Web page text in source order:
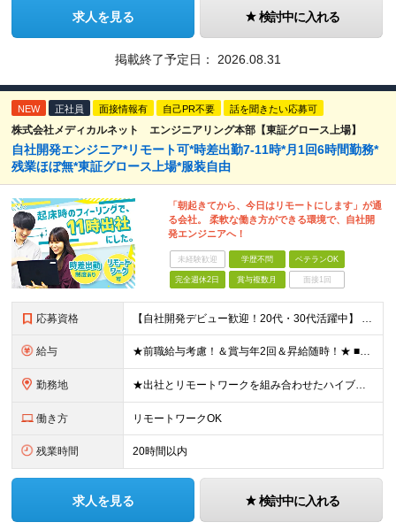
求人を見る 検討中に入れる
掲載終了予定日： 2026.08.31
NEW 正社員 面接情報有 自己PR不要 話を聞きたい応募可
株式会社メディカルネット エンジニアリング本部【東証グロース上場】
自社開発エンジニア*リモート可*時差出勤7-11時*月1回6時間勤務*
残業ほぼ無*東証グロース上場*服装自由
「朝起きてから、今日はリモートにします」が通
る会社。 柔軟な働き方ができる環境で、自社開
発エンジニアへ！
未経験歓迎 学歴不問 ベテランOK
完全週休2日 賞与複数月 面接1回
応募資格 【自社開発デビュー歓迎！20代・30代活躍中】 ★経験浅めの方も大歓迎！ ★保守、運用、テスターの方も歓迎！ ★歯科医療の専門知識は不要！ ■学歴不問 ■ITに関する何らかの経験・知識のある方 ★求
給与 ★前職給与考慮！＆賞与年2回＆昇給随時！★ ■月給29万円～42万円＋賞与年2回＋交通費 ※前職の給与やスキルを考慮し決定します ※固定残業代（月45時間分／7万7,000円～11万1,000円）を
勤務地 ★出社とリモートワークを組み合わせたハイブリッド勤務！ ★幡ヶ谷駅から徒歩1分！ 【本社】 東京都渋谷区幡ヶ谷1-34-14 宝ビル3F ※(変更の範囲)上記を除く当社関連勤務地
働き方 リモートワークOK
残業時間 20時間以内
求人を見る 検討中に入れる